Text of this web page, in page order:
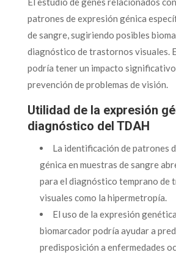
patrones de expresión génica
de sangre, sugiriendo posibles
diagnóstico de trastornos visuales.
podría tener un impacto
prevención de problemas de visión.
Utilidad de la expresión
diagnóstico del TDAH
La identificación de patrones
génica en muestras de sangre
para el diagnóstico temprano de
visuales como la hipermetropía.
El uso de la expresión
biomarcador podría ayudar a
predisposición a enfermedades